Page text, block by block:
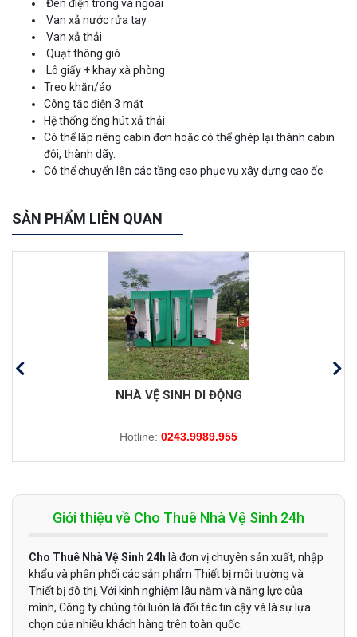
Đèn điện trong và ngoài
Van xả nước rửa tay
Van xả thải
Quạt thông gió
Lô giấy + khay xà phòng
Treo khăn/áo
Công tắc điện 3 mặt
Hệ thống ống hút xả thải
Có thể lắp riêng cabin đơn hoặc có thể ghép lại thành cabin
đôi, thành dãy.
Có thể chuyển lên các tầng cao phục vụ xây dựng cao ốc.
SẢN PHẨM LIÊN QUAN
NHÀ VỆ SINH DI ĐỘNG
Hotline: 0243.9989.955
Giới thiệu về Cho Thuê Nhà Vệ Sinh 24h
Cho Thuê Nhà Vệ Sinh 24h là đơn vị chuyên sản xuất, nhập
khẩu và phân phối các sản phẩm Thiết bị môi trường và
Thiết bị đô thị. Với kinh nghiệm lâu năm và năng lực của
mình, Công ty chúng tôi luôn là đối tác tin cậy và là sự lựa
chọn của nhiều khách hàng trên toàn quốc.